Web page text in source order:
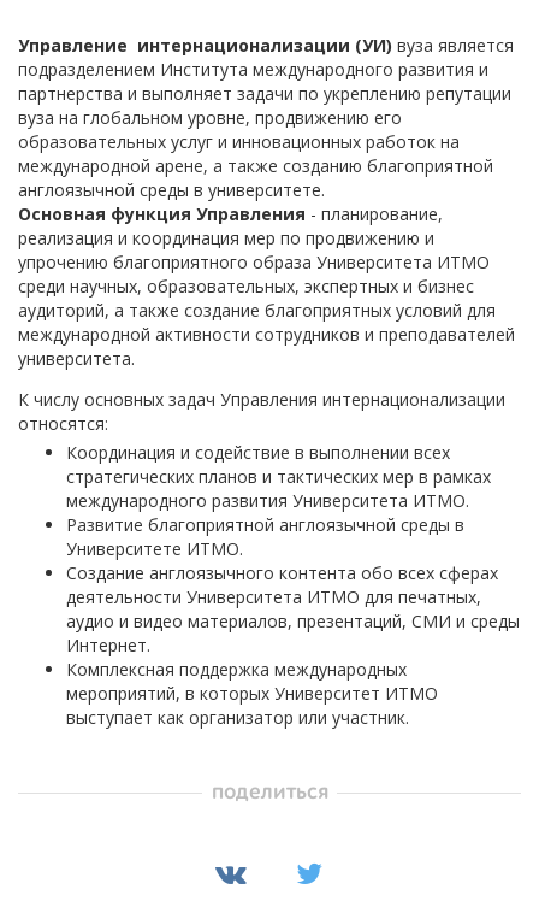
Управление интернационализации (УИ) вуза является
подразделением Института международного развития и
партнерства и выполняет задачи по укреплению репутации
вуза на глобальном уровне, продвижению его
образовательных услуг и инновационных работок на
международной арене, а также созданию благоприятной
англоязычной среды в университете.
Основная функция Управления - планирование,
реализация и координация мер по продвижению и
упрочению благоприятного образа Университета ИТМО
среди научных, образовательных, экспертных и бизнес
аудиторий, а также создание благоприятных условий для
международной активности сотрудников и преподавателей
университета.
К числу основных задач Управления интернационализации
относятся:
Координация и содействие в выполнении всех
стратегических планов и тактических мер в рамках
международного развития Университета ИТМО.
Развитие благоприятной англоязычной среды в
Университете ИТМО.
Создание англоязычного контента обо всех сферах
деятельности Университета ИТМО для печатных,
аудио и видео материалов, презентаций, СМИ и среды
Интернет.
Комплексная поддержка международных
мероприятий, в которых Университет ИТМО
выступает как организатор или участник.
поделиться